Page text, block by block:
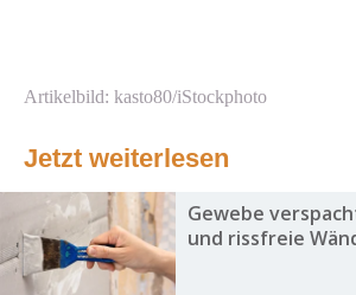
Artikelbild: kasto80/iStockphoto
Jetzt weiterlesen
Gewebe
und rissfreie